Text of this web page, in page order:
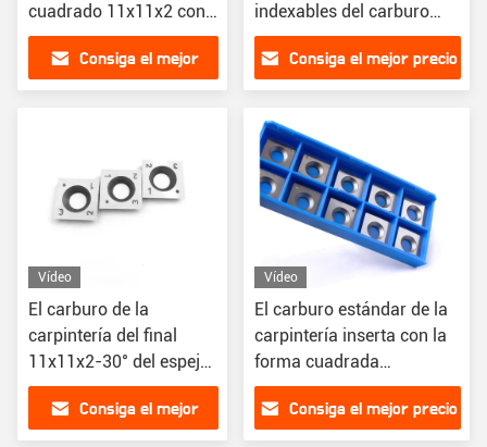
cuadrado 11x11x2 con
un cartabón de 30
grados para la
carpintería
Consiga el mejor
indexables del carburo
con Diamond Shape
Sharp Point
Consiga el mejor precio
Vídeo
El carburo de la
carpintería del final
11x11x2-30° del espejo
inserta para la madera
Consiga el mejor
Vídeo
El carburo estándar de la
carpintería inserta con la
forma cuadrada
12x12x2.2-30°
Consiga el mejor precio